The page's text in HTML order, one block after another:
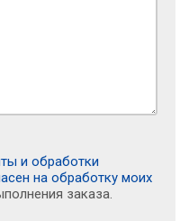
и обработки
на обработку моих
заказа.